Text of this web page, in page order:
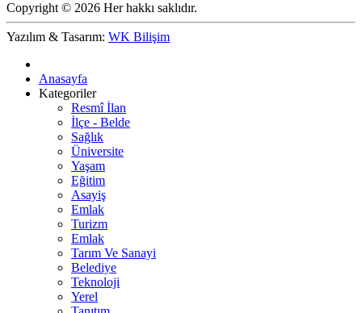
Copyright © 2026 Her hakkı saklıdır.
Yazılım & Tasarım: WK Bilişim
Anasayfa
Kategoriler
Resmî İlan
İlçe - Belde
Sağlık
Üniversite
Yaşam
Eğitim
Asayiş
Emlak
Turizm
Emlak
Tarım Ve Sanayi
Belediye
Teknoloji
Yerel